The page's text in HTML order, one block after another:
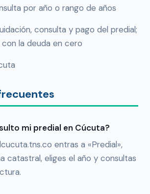
por año o rango de años
consulta y pago del predial;
la deuda en cero
mi predial en Cúcuta?
entras a «Predial»,
catastral, eliges el año y consultas